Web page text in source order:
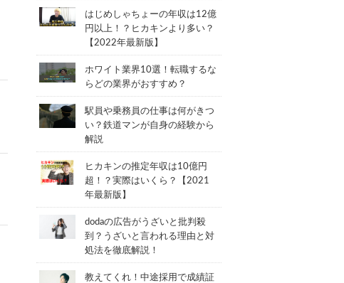
はじめしゃちょーの年収は12億
円以上！？ヒカキンより多い？
【2022年最新版】
ホワイト業界10選！転職するな
らどの業界がおすすめ？
駅員や乗務員の仕事は何がきつ
い？鉄道マンが自身の経験から
解説
ヒカキンの推定年収は10億円
超！？実際はいくら？【2021
年最新版】
dodaの広告がうざいと批判殺
到？うざいと言われる理由と対
処法を徹底解説！
教えてくれ！中途採用で成績証